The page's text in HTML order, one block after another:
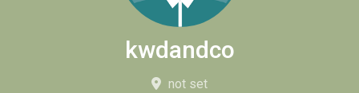
kwdandco
not set